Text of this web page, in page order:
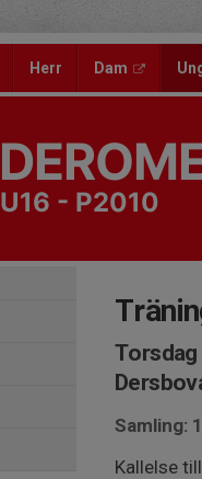
Herr Dam
U16 - P2010
Torsdag
Samling:
Kallelse